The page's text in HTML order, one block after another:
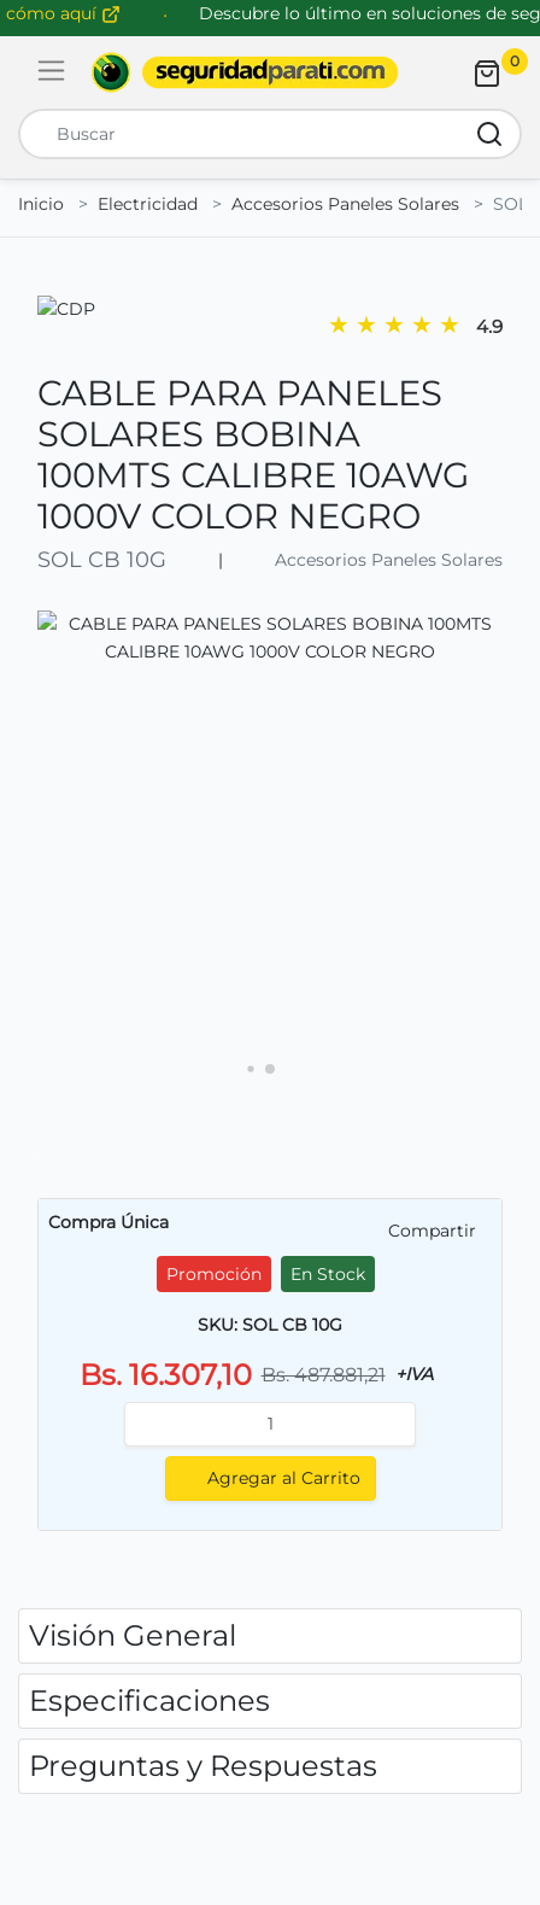
aquí Descubre lo último en soluciones de
Abrir menú de navegación
0
Inicio
Electricidad Accesorios Paneles Solares SOL
★ ★ ★ ★ ★ 4.9
CABLE PARA PANELES
SOLARES BOBINA
100MTS CALIBRE 10AWG
1000V COLOR NEGRO
SOL CB 10G | Accesorios Paneles Solares
Compra Única
Compartir
Promoción
En Stock
SKU: SOL CB 10G
Bs. 16.307,10 Bs. 487.881,21 +IVA
Agregar al Carrito
Visión General
Especificaciones
Preguntas y Respuestas